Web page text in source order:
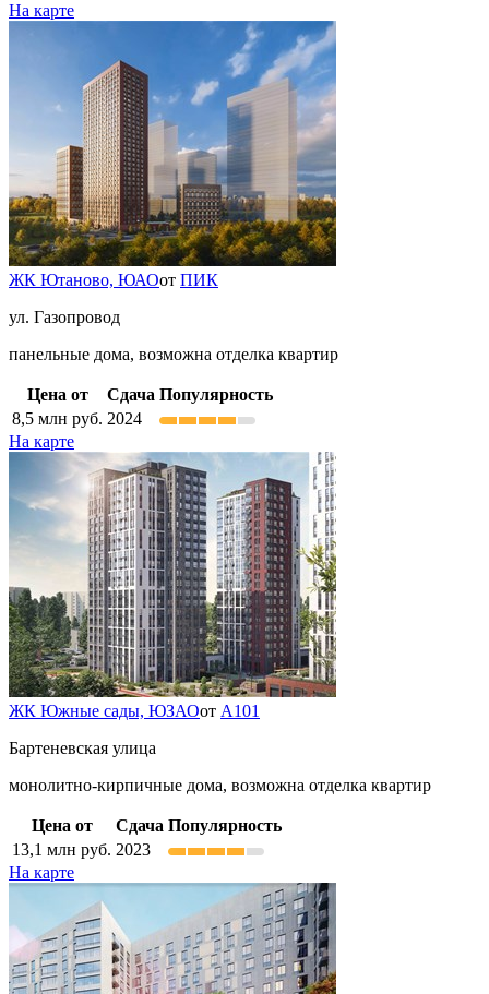
На карте
ЖК Ютаново, ЮАОот ПИК
ул. Газопровод
панельные дома, возможна отделка квартир
Цена от Сдача Популярность
8,5 млн руб. 2024
На карте
ЖК Южные сады, ЮЗАОот А101
Бартеневская улица
монолитно-кирпичные дома, возможна отделка квартир
Цена от Сдача Популярность
13,1 млн руб. 2023
На карте